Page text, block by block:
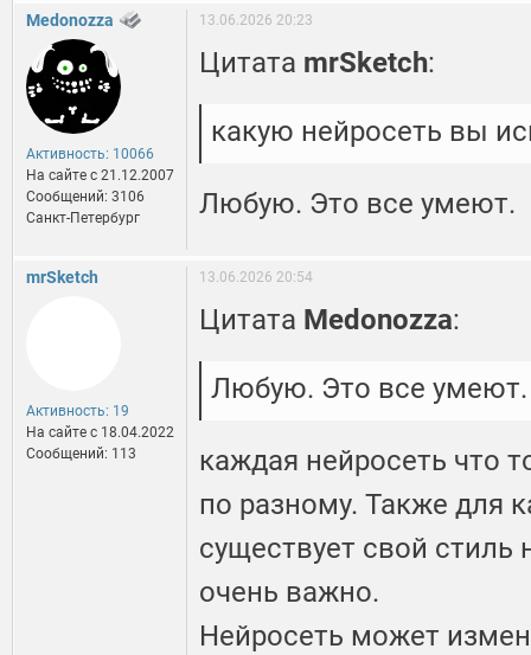
Medonozza
Активность: 10066
На сайте c 21.12.2007
Сообщений: 3106
Санкт-Петербург
13.06.2026 20:23
Цитата mrSketch:
какую нейросеть вы
Любую. Это все умеют.
mrSketch
Активность: 19
На сайте c 18.04.2022
Сообщений: 113
13.06.2026 20:54
Цитата Medonozza:
Любую. Это все умеют.
каждая нейросеть что
по разному. Также для
существует свой
очень важно.
Нейросеть может